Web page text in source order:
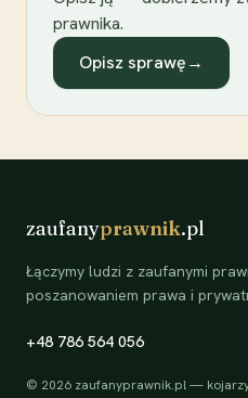
prawnika.
Opisz sprawę→
zaufanyprawnik.pl
Łączymy ludzi z zaufanymi
poszanowaniem prawa i
+48 786 564 056
© 2026 zaufanyprawnik.pl —